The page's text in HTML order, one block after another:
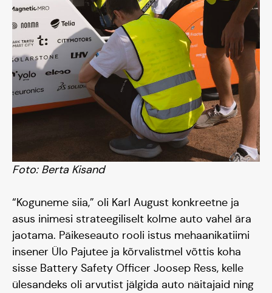
Tiim
Foto: Berta Kisand
“Koguneme siia,” oli Karl August konkreetne ja
asus inimesi strateegiliselt kolme auto vahel ära
jaotama. Päikeseauto rooli istus mehaanikatiimi
insener Ülo Pajutee ja kõrvalistmel võttis koha
sisse Battery Safety Officer Joosep Ress, kelle
ülesandeks oli arvutist jälgida auto näitajaid ning